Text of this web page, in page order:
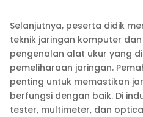
Selanjutnya, peserta didik
teknik jaringan komputer
pengenalan alat ukur yang
pemeliharaan jaringan.
penting untuk memastikan
berfungsi dengan baik. Di
tester, multimeter, dan